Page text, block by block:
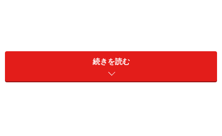
化体制の失敗、前近代的な練習内容の合宿で選手達がオ
ーバーワークになりケガ人が続出、不満の噴出を首脳陣
続きを読む